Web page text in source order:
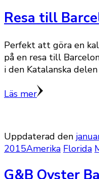
Resa till
Perfekt att göra en
på en resa till
i den Katalanska
Läs mer
Uppdaterad den
2015Amerika Florida
G&B Oyster